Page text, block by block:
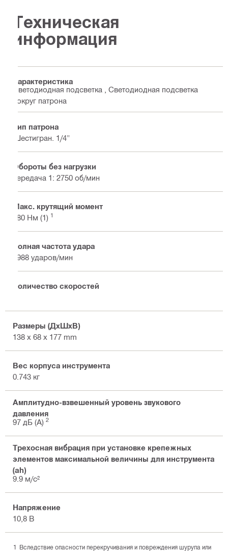
Техническая
информация
Характеристика
Светодиодная подсветка , Светодиодная подсветка
вокруг патрона
Тип патрона
Шестигран. 1/4"
Обороты без нагрузки
передача 1: 2750 об/мин
Макс. крутящий момент
180 Нм (1) 1
Полная частота удара
3988 ударов/мин
Количество скоростей
Размеры (ДхШхВ)
138 x 68 x 177 mm
Вес корпуса инструмента
0.743 кг
Амплитудно-взвешенный уровень звукового
давления
97 дБ (А) 2
Трехосная вибрация при установке крепежных
элементов максимальной величины для инструмента
(ah)
9.9 м/с²
Напряжение
10,8 В
Вследствие опасности перекручивания и повреждения шурупа или